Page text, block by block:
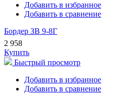
Добавить в избранное
Добавить в сравнение
Бордер ЗВ 9-8Г
2 958
Купить
Быстрый просмотр
Добавить в избранное
Добавить в сравнение